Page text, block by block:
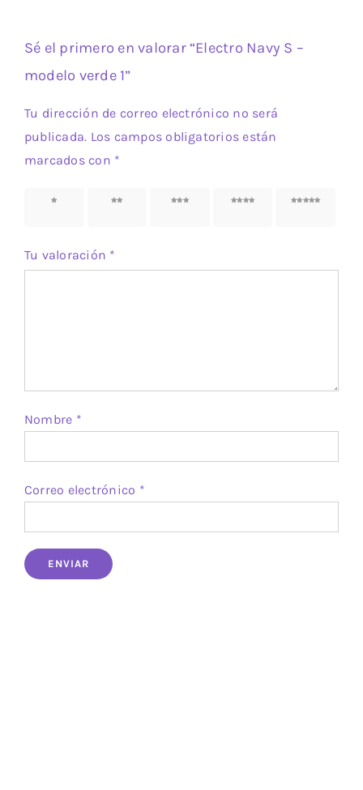
Sé el primero en valorar “Electro Navy S –
modelo verde 1”
Tu dirección de correo electrónico no será
publicada. Los campos obligatorios están
marcados con *
1 de 5
2 de 5
3 de 5
4 de 5
5 de 5
Tu valoración *
Nombre *
Correo electrónico *